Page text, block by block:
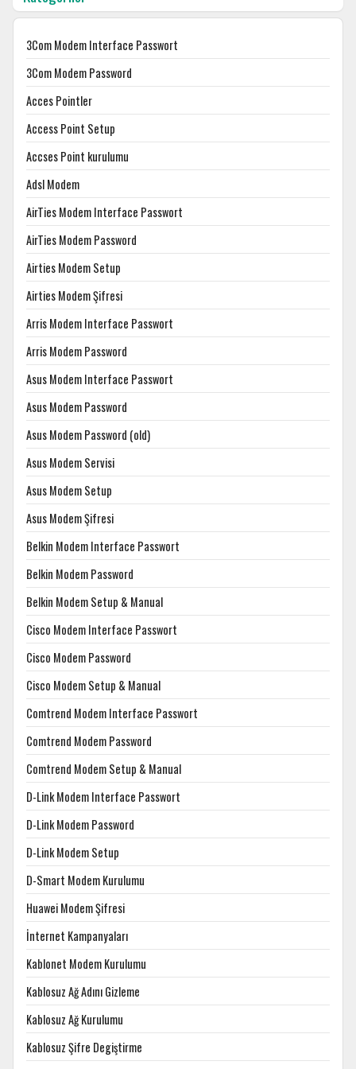
3Com Modem Interface Passwort
3Com Modem Password
Acces Pointler
Access Point Setup
Accses Point kurulumu
Adsl Modem
AirTies Modem Interface Passwort
AirTies Modem Password
Airties Modem Setup
Airties Modem Şifresi
Arris Modem Interface Passwort
Arris Modem Password
Asus Modem Interface Passwort
Asus Modem Password
Asus Modem Password (old)
Asus Modem Servisi
Asus Modem Setup
Asus Modem Şifresi
Belkin Modem Interface Passwort
Belkin Modem Password
Belkin Modem Setup & Manual
Cisco Modem Interface Passwort
Cisco Modem Password
Cisco Modem Setup & Manual
Comtrend Modem Interface Passwort
Comtrend Modem Password
Comtrend Modem Setup & Manual
D-Link Modem Interface Passwort
D-Link Modem Password
D-Link Modem Setup
D-Smart Modem Kurulumu
Huawei Modem Şifresi
İnternet Kampanyaları
Kablonet Modem Kurulumu
Kablosuz Ağ Adını Gizleme
Kablosuz Ağ Kurulumu
Kablosuz Şifre Degiştirme